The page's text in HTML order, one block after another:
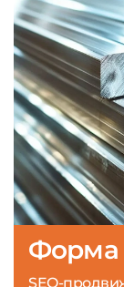
Форма
SEO-